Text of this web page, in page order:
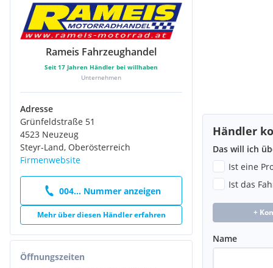
Rameis Fahrzeughandel
Seit 17 Jahren Händler bei willhaben
Unternehmen
Adresse
Grünfeldstraße 51
4523 Neuzeug
Steyr-Land, Oberösterreich
Firmenwebsite
004... Nummer anzeigen
Mehr über diesen Händler erfahren
Öffnungszeiten
Händler
Das will ich
Ist eine
Ist das
+
Name